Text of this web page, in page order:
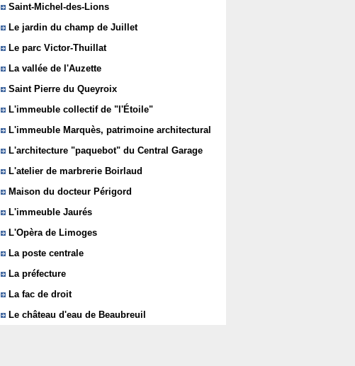
Saint-Michel-des-Lions
Le jardin du champ de Juillet
Le parc Victor-Thuillat
La vallée de l'Auzette
Saint Pierre du Queyroix
L'immeuble collectif de "l'Étoile"
L'immeuble Marquès, patrimoine architectural
L'architecture "paquebot" du Central Garage
L'atelier de marbrerie Boirlaud
Maison du docteur Périgord
L'immeuble Jaurés
L'Opèra de Limoges
La poste centrale
La préfecture
La fac de droit
Le château d'eau de Beaubreuil